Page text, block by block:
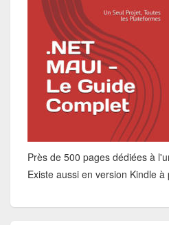
Près de 500 pages dédiées à
Existe aussi en version Kindle à